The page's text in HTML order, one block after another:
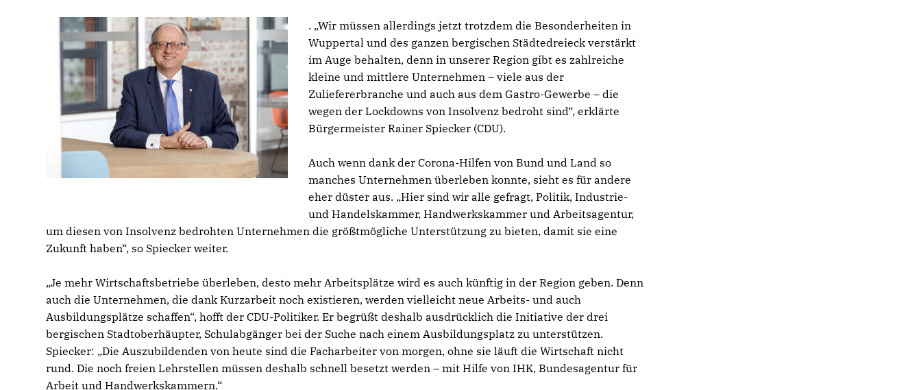
. „Wir müssen allerdings jetzt trotzdem die Besonderheiten in
Wuppertal und des ganzen bergischen Städtedreieck verstärkt
im Auge behalten, denn in unserer Region gibt es zahlreiche
kleine und mittlere Unternehmen – viele aus der
Zuliefererbranche und auch aus dem Gastro-Gewerbe – die
wegen der Lockdowns von Insolvenz bedroht sind“, erklärte
Bürgermeister Rainer Spiecker (CDU).
Auch wenn dank der Corona-Hilfen von Bund und Land so
manches Unternehmen überleben konnte, sieht es für andere
eher düster aus. „Hier sind wir alle gefragt, Politik, Industrie-
und Handelskammer, Handwerkskammer und Arbeitsagentur,
um diesen von Insolvenz bedrohten Unternehmen die größtmögliche Unterstützung zu bieten, damit sie eine
Zukunft haben“, so Spiecker weiter.
Je mehr Wirtschaftsbetriebe überleben, desto mehr Arbeitsplätze wird es auch künftig in der Region geben. Denn
auch die Unternehmen, die dank Kurzarbeit noch existieren, werden vielleicht neue Arbeits- und auch
Ausbildungsplätze schaffen“, hofft der CDU-Politiker. Er begrüßt deshalb ausdrücklich die Initiative der drei
bergischen Stadtoberhäupter, Schulabgänger bei der Suche nach einem Ausbildungsplatz zu unterstützen.
Spiecker: „Die Auszubildenden von heute sind die Facharbeiter von morgen, ohne sie läuft die Wirtschaft nicht
rund. Die noch freien Lehrstellen müssen deshalb schnell besetzt werden – mit Hilfe von IHK, Bundesagentur für
Arbeit und Handwerkskammern.“